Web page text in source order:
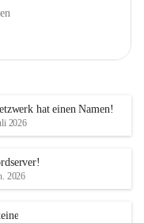
hat einen Namen!
2026
2026